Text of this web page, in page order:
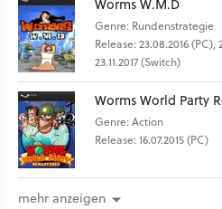
Worms W.M.D
Genre: Rundenstrategie
Release: 23.08.2016 (PC),
23.11.2017 (Switch)
Worms World Party
Genre: Action
Release: 16.07.2015 (PC)
mehr anzeigen